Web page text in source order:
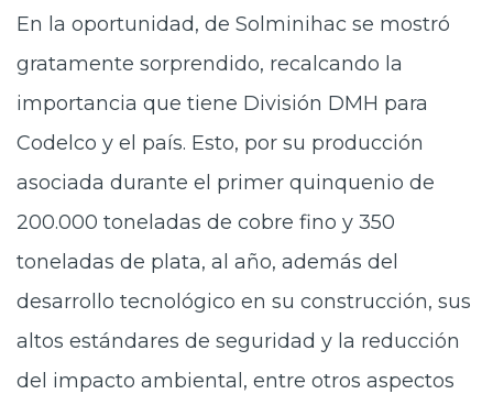
En la oportunidad, de Solminihac se mostró
gratamente sorprendido, recalcando la
importancia que tiene División DMH para
Codelco y el país. Esto, por su producción
asociada durante el primer quinquenio de
200.000 toneladas de cobre fino y 350
toneladas de plata, al año, además del
desarrollo tecnológico en su construcción, sus
altos estándares de seguridad y la reducción
del impacto ambiental, entre otros aspectos